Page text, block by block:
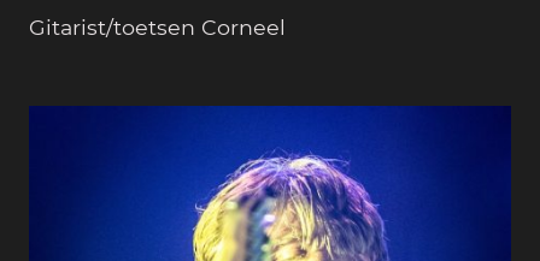
Gitarist/toetsen Corneel